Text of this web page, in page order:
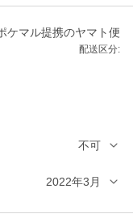
ケマル提携のヤマト便
配送区分:
不可
2022年3月